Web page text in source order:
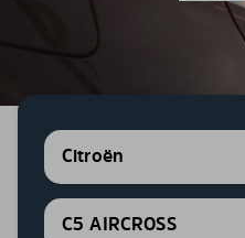
Citroën
C5 AIRCROSS